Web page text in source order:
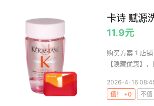
卡诗 赋源
11.9元
购买方案 1 店
【隐藏优惠】
2026-4-16
值！ +0
不